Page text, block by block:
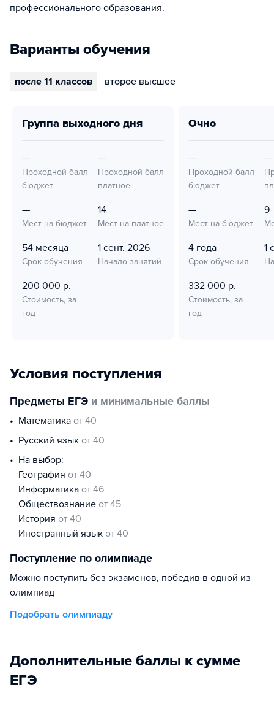
профессионального образования.
Варианты обучения
после 11 классов второе высшее
группа выходного дня
—
Проходной балл
бюджет
—
Проходной балл
платное
—
Мест на бюджет
14
Мест на платное
54 месяца
Срок обучения
1 сент. 2026
Начало занятий
200 000 р.
Стоимость, за
год
очно
—
Проходной балл
бюджет
—
—
Мест на бюджет
9
4 года
Срок обучения
1
332 000 р.
Стоимость, за
год
Условия поступления
Предметы ЕГЭ и минимальные баллы
математика от 40
русский язык от 40
На выбор:
география от 40
информатика от 46
обществознание от 45
история от 40
иностранный язык от 40
Поступление по олимпиаде
Можно поступить без экзаменов, победив в одной из
олимпиад
Подобрать олимпиаду
Дополнительные баллы к сумме
ЕГЭ